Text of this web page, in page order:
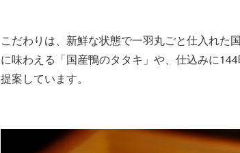
こだわりは、新鮮な状態で一羽丸ごと仕入れた
に味わえる「国産鴨のタタキ」や、仕込みに
提案しています。